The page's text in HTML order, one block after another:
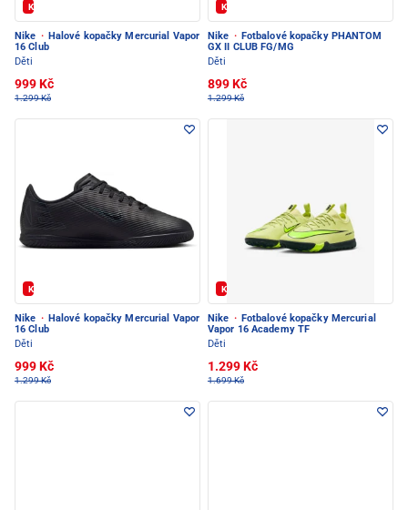
Kód: FOTBAL20
Nike · Halové kopačky Mercurial Vapor
16 Club
Děti
999 Kč
1.299 Kč
Kód: FOTBAL20
Nike · Fotbalové kopačky PHANTOM
GX II CLUB FG/MG
Děti
899 Kč
1.299 Kč
Kód: FOTBAL20
Nike · Halové kopačky Mercurial Vapor
16 Club
Děti
999 Kč
1.299 Kč
Kód: FOTBAL20
Nike · Fotbalové kopačky Mercurial
Vapor 16 Academy TF
Děti
1.299 Kč
1.699 Kč